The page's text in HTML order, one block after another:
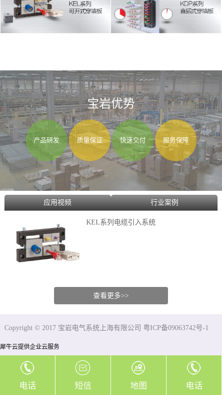
宝岩优势
产品研发 质量保证 快速交付 服务保障
应用视频 行业案例
KEL系列电缆引入系统
查看更多>>
Copyright © 2017 宝岩电气系统上海有限公司 粤ICP备09063742号-1
犀牛云提供企业云服务
电话 短信 地图 电话